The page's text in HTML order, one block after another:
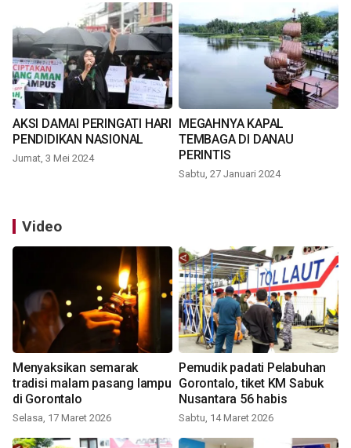
AKSI DAMAI PERINGATI HARI
PENDIDIKAN NASIONAL
Jumat, 3 Mei 2024
MEGAHNYA KAPAL
TEMBAGA DI DANAU
PERINTIS
Sabtu, 27 Januari 2024
Video
Menyaksikan semarak
tradisi malam pasang lampu
di Gorontalo
Selasa, 17 Maret 2026
Pemudik padati Pelabuhan
Gorontalo, tiket KM Sabuk
Nusantara 56 habis
Sabtu, 14 Maret 2026